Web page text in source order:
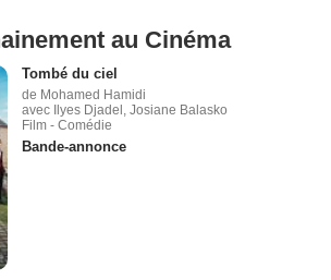
au Cinéma
Tombé du ciel
de Mohamed Hamidi
avec Ilyes Djadel, Josiane Balasko
Film - Comédie
Bande-annonce